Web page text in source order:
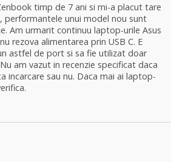
timp de 7 ani si mi-a placut tare
performantele unui model nou sunt
Am urmarit continuu laptop-urile Asus
rezova alimentarea prin USB C. E
astfel de port si sa fie utilizat doar
am vazut in recenzie specificat daca
incarcare sau nu. Daca mai ai laptop-